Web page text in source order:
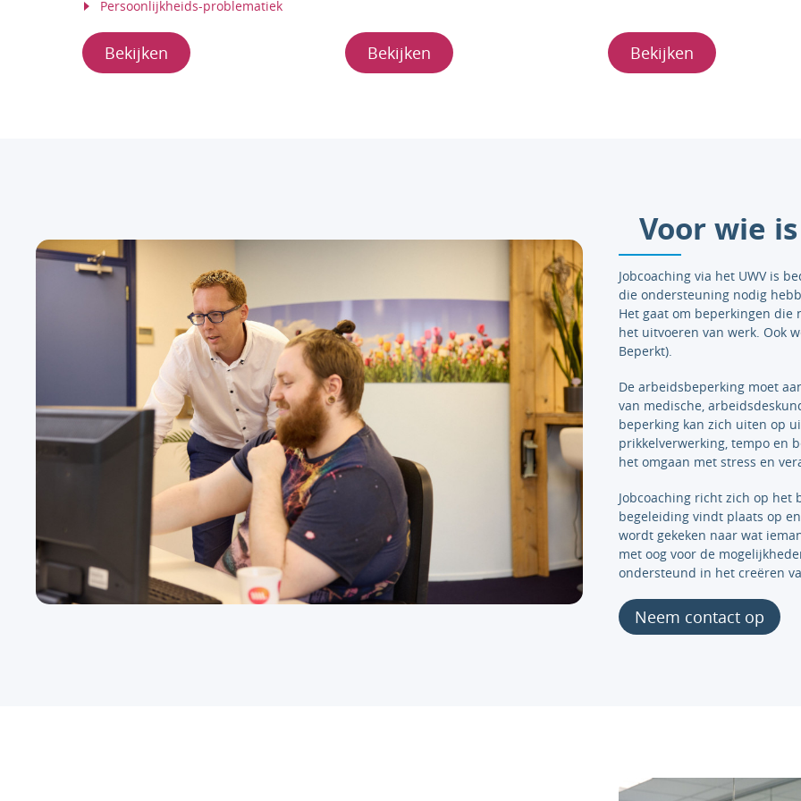
Persoonlijkheids-problematiek
Bekijken Bekijken Bekijken
Voor wie
Jobcoaching via het UWV is
die ondersteuning nodig
Het gaat om beperkingen
het uitvoeren van werk. Ook
Beperkt).
De arbeidsbeperking moet
van medische,
beperking kan zich uiten op
prikkelverwerking, tempo en
het omgaan met stress en
Jobcoaching richt zich op het
begeleiding vindt plaats op
wordt gekeken naar wat
met oog voor de
ondersteund in het creëren
Neem contact op